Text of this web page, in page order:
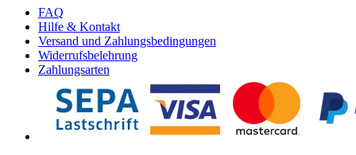
FAQ
Hilfe & Kontakt
Versand und Zahlungsbedingungen
Widerrufsbelehrung
Zahlungsarten